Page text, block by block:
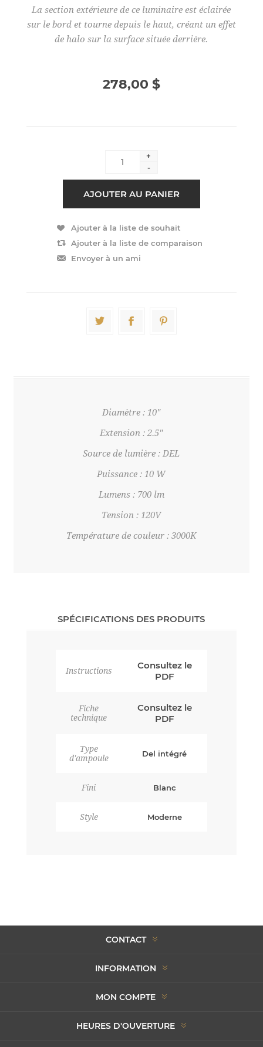
La section extérieure de ce luminaire est éclairée
sur le bord et tourne depuis le haut, créant un effet
de halo sur la surface située derrière.
278,00 $
+
-
Diamètre : 10"
Extension : 2.5"
Source de lumière : DEL
Puissance : 10 W
Lumens : 700 lm
Tension : 120V
Température de couleur : 3000K
SPÉCIFICATIONS DES PRODUITS
Instructions
Consultez le
PDF
Fiche
technique
Consultez le
PDF
Type
d'ampoule
Del intégré
Fini Blanc
Style Moderne
CONTACT
INFORMATION
MON COMPTE
HEURES D'OUVERTURE